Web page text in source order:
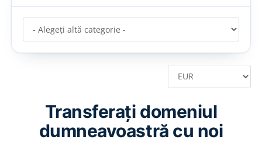
Transferați domeniul
dumneavoastră cu noi